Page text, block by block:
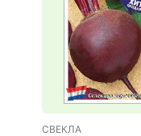
СВЕКЛА